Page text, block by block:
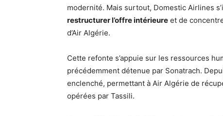
modernité. Mais surtout, Domestic Airlines
restructurer l’offre intérieure et de
d’Air Algérie.
Cette refonte s’appuie sur les ressources
précédemment détenue par Sonatrach.
enclenché, permettant à Air Algérie de
opérées par Tassili.